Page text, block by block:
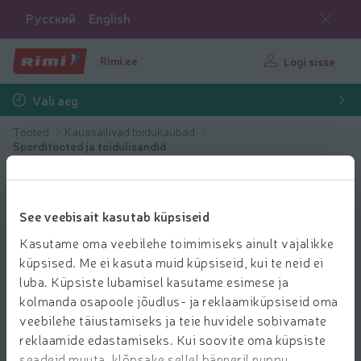
See veebisait kasutab küpsiseid
Kasutame oma veebilehe toimimiseks ainult vajalikke
küpsised. Me ei kasuta muid küpsiseid, kui te neid ei
luba. Küpsiste lubamisel kasutame esimese ja
kolmanda osapoole jõudlus- ja reklaamiküpsiseid oma
veebilehe täiustamiseks ja teie huvidele sobivamate
reklaamide edastamiseks. Kui soovite oma küpsiste
Русский English
Rimi.ee Logi sisse
Vali aeg
Tooted
Kauasäilivad toidukaubad
Sporditooted ja toidulisandid